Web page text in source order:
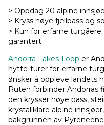
> Oppdag 20 alpine
> Kryss høye fjellpass og
> Kun for erfarne
garantert
Andorra Lakes Loop er
hytte-turer for erfarne
ønsker å oppleve landets
Ruten forbinder
den krysser høye pass,
krystallklare alpine
bakgrunnen av